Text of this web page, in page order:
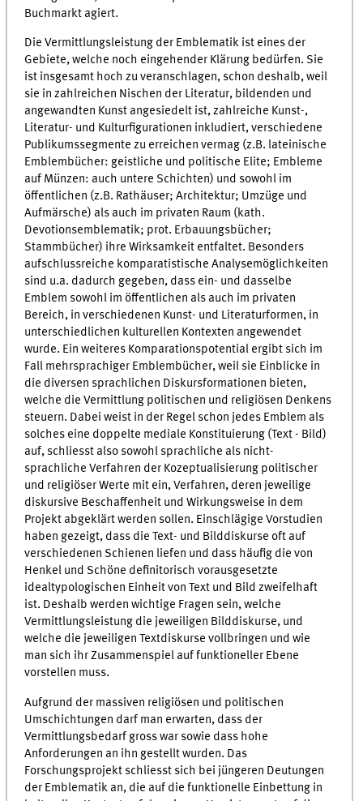
Buchmarkt agiert.
Die Vermittlungsleistung der Emblematik ist eines der
Gebiete, welche noch eingehender Klärung bedürfen. Sie
ist insgesamt hoch zu veranschlagen, schon deshalb, weil
sie in zahlreichen Nischen der Literatur, bildenden und
angewandten Kunst angesiedelt ist, zahlreiche Kunst-,
Literatur- und Kulturfigurationen inkludiert, verschiedene
Publikumssegmente zu erreichen vermag (z.B. lateinische
Emblembücher: geistliche und politische Elite; Embleme
auf Münzen: auch untere Schichten) und sowohl im
öffentlichen (z.B. Rathäuser; Architektur; Umzüge und
Aufmärsche) als auch im privaten Raum (kath.
Devotionsemblematik; prot. Erbauungsbücher;
Stammbücher) ihre Wirksamkeit entfaltet. Besonders
aufschlussreiche komparatistische Analysemöglichkeiten
sind u.a. dadurch gegeben, dass ein- und dasselbe
Emblem sowohl im öffentlichen als auch im privaten
Bereich, in verschiedenen Kunst- und Literaturformen, in
unterschiedlichen kulturellen Kontexten angewendet
wurde. Ein weiteres Komparationspotential ergibt sich im
Fall mehrsprachiger Emblembücher, weil sie Einblicke in
die diversen sprachlichen Diskursformationen bieten,
welche die Vermittlung politischen und religiösen Denkens
steuern. Dabei weist in der Regel schon jedes Emblem als
solches eine doppelte mediale Konstituierung (Text - Bild)
auf, schliesst also sowohl sprachliche als nicht-
sprachliche Verfahren der Kozeptualisierung politischer
und religiöser Werte mit ein, Verfahren, deren jeweilige
diskursive Beschaffenheit und Wirkungsweise in dem
Projekt abgeklärt werden sollen. Einschlägige Vorstudien
haben gezeigt, dass die Text- und Bilddiskurse oft auf
verschiedenen Schienen liefen und dass häufig die von
Henkel und Schöne definitorisch vorausgesetzte
idealtypologischen Einheit von Text und Bild zweifelhaft
ist. Deshalb werden wichtige Fragen sein, welche
Vermittlungsleistung die jeweiligen Bilddiskurse, und
welche die jeweiligen Textdiskurse vollbringen und wie
man sich ihr Zusammenspiel auf funktioneller Ebene
vorstellen muss.
Aufgrund der massiven religiösen und politischen
Umschichtungen darf man erwarten, dass der
Vermittlungsbedarf gross war sowie dass hohe
Anforderungen an ihn gestellt wurden. Das
Forschungsprojekt schliesst sich bei jüngeren Deutungen
der Emblematik an, die auf die funktionelle Einbettung in